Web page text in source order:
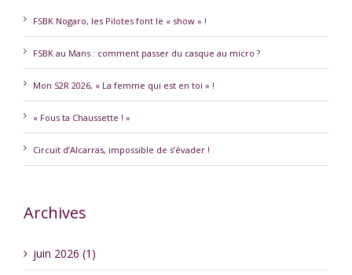
FSBK Nogaro, les Pilotes font le « show » !
FSBK au Mans : comment passer du casque au micro ?
Mon S2R 2026, « La femme qui est en toi » !
« Fous ta Chaussette ! »
Circuit d’Alcarras, impossible de s’évader !
Archives
juin 2026 (1)